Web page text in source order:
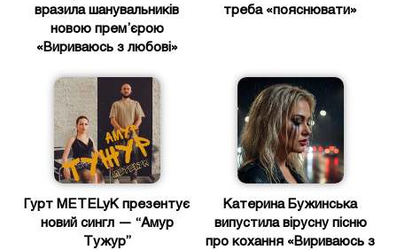
вразила шанувальників
новою прем’єрою
«Вириваюсь з любові»
треба «пояснювати»
Гурт METELyK презентує
новий сингл — “Амур
Тужур”
Катерина Бужинська
випустила вірусну пісню
про кохання «Вириваюсь з